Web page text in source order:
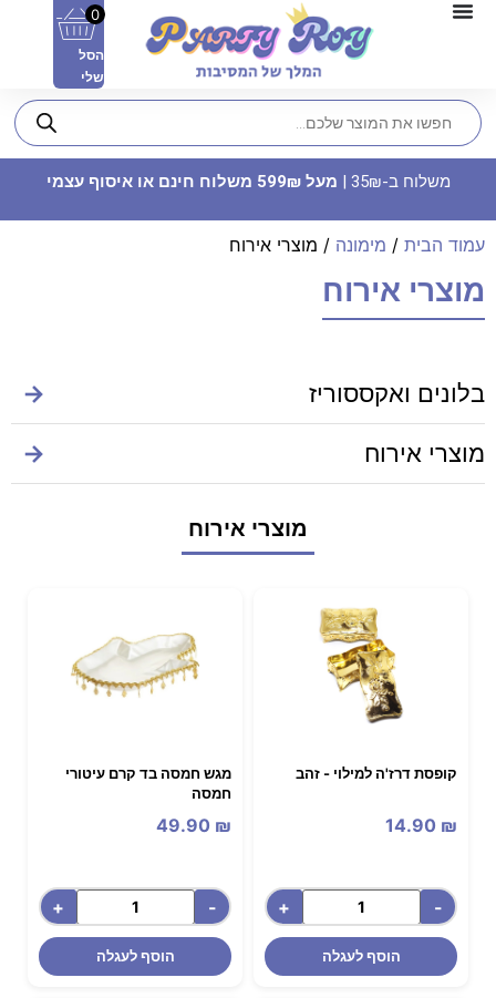
₪
15
0
הסל
שלי
משלוח ב-35₪ | מעל 599₪ משלוח חינם או איסוף עצמי
עמוד הבית / מימונה / מוצרי אירוח
מוצרי אירוח
בלונים ואקססוריז →
מוצרי אירוח →
מוצרי אירוח
קופסת דרז'ה למילוי - זהב
14.90 ₪
-
+
הוסף לעגלה
מגש חמסה בד קרם עיטורי
חמסה
49.90 ₪
-
+
הוסף לעגלה